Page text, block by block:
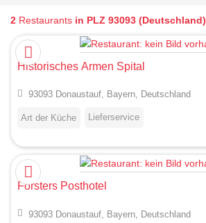
2Restaurants in PLZ 93093 (Deutschland)
Historisches Armen Spital
93093 Donaustauf, Bayern, Deutschland
Art der Küche Lieferservice
Forsters Posthotel
93093 Donaustauf, Bayern, Deutschland